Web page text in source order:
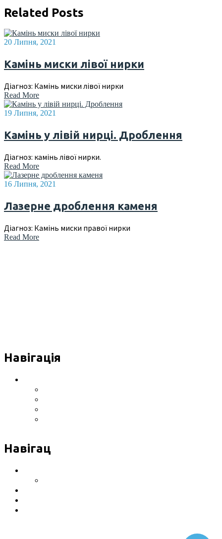
Related Posts
20 Липня, 2021
Камінь миски лівої нирки
Діагноз: Камінь миски лівої нирки
Read More
19 Липня, 2021
Камінь у лівій нирці. Дроблення
Діагноз: камінь лівої нирки.
Read More
16 Липня, 2021
Лазерне дроблення каменя
Діагноз: Камінь миски правої нирки
Read More
Навігація
Навігац